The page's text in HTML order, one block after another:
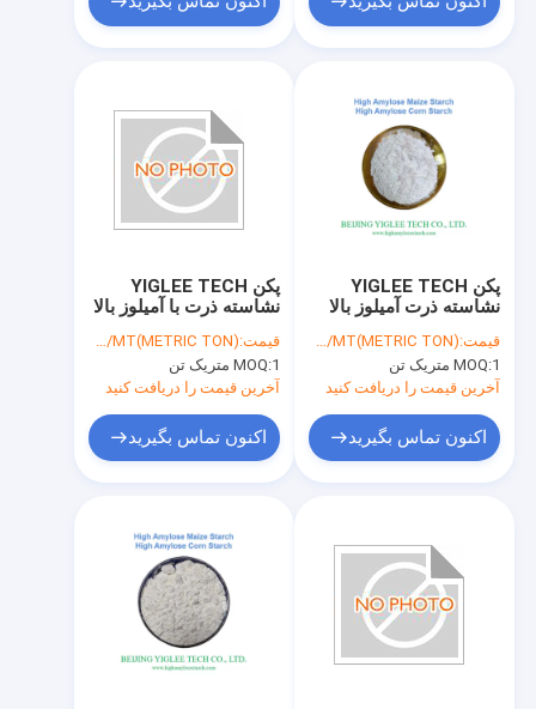
محصولات
دربارهی ما
کارخانه تور
پکن YIGLEE TECH
نشاسته ذرت با آميلوز بالا
نشاسته با آميلوز بالا
نشاسته کم GI
قیمت:USD/MT(METRIC TON)
MOQ:1 متریک تن
آخرین قیمت را دریافت کنید
اکنون تماس بگیرید
پکن YIGLEE TECH
نشاسته ذرت آميلوز بالا
RS2 نشاسته کم گل
نشاسته
قیمت:USD/MT(METRIC TON)
MOQ:1 متریک تن
آخرین قیمت را دریافت کنید
اکنون تماس بگیرید